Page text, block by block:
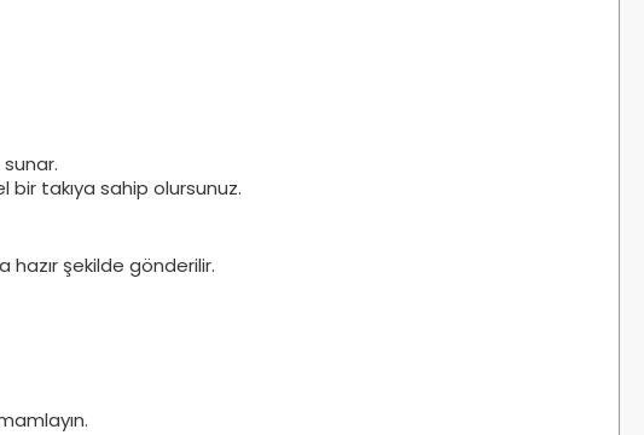
bir takıya sahip olursunuz.
hazır şekilde gönderilir.